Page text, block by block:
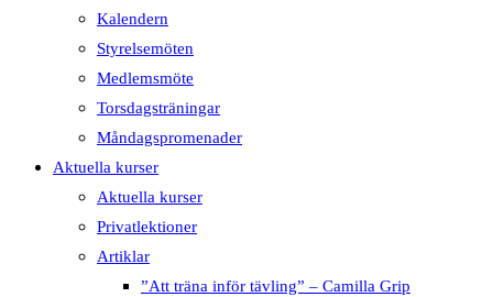
Kalendern
Styrelsemöten
Medlemsmöte
Torsdagsträningar
Måndagspromenader
Aktuella kurser
Aktuella kurser
Privatlektioner
Artiklar
”Att träna inför tävling” – Camilla Grip